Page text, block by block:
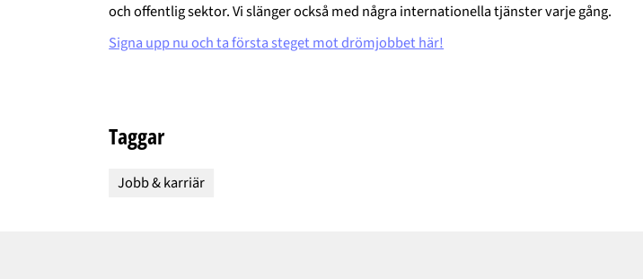
och offentlig sektor. Vi slänger också med några internationella tjänster varje gång.
Signa upp nu och ta första steget mot drömjobbet här!
Taggar
Jobb & karriär